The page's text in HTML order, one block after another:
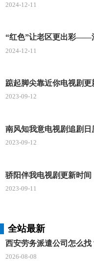
2024-12-11
2024-12-11
2023-09-12
2023-09-12
2023-09-11
全站最新
2026-08-08